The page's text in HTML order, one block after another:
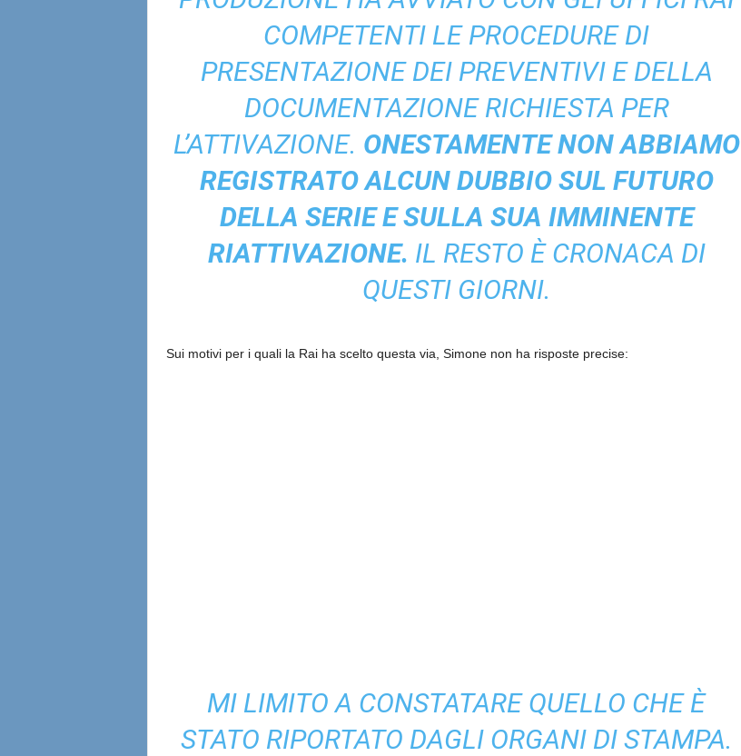
COMPETENTI LE PROCEDURE DI
PRESENTAZIONE DEI PREVENTIVI E DELLA
DOCUMENTAZIONE RICHIESTA PER
L’ATTIVAZIONE. ONESTAMENTE NON ABBIAMO
REGISTRATO ALCUN DUBBIO SUL FUTURO
DELLA SERIE E SULLA SUA IMMINENTE
RIATTIVAZIONE. IL RESTO È CRONACA DI
QUESTI GIORNI.
Sui motivi per i quali la Rai ha scelto questa via, Simone non ha risposte precise:
MI LIMITO A CONSTATARE QUELLO CHE È
STATO RIPORTATO DAGLI ORGANI DI STAMPA.